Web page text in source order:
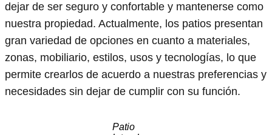
dejar de ser seguro y confortable y mantenerse como
nuestra propiedad. Actualmente, los patios presentan
gran variedad de opciones en cuanto a materiales,
zonas, mobiliario, estilos, usos y tecnologías, lo que
permite crearlos de acuerdo a nuestras preferencias y
necesidades sin dejar de cumplir con su función.
Patio